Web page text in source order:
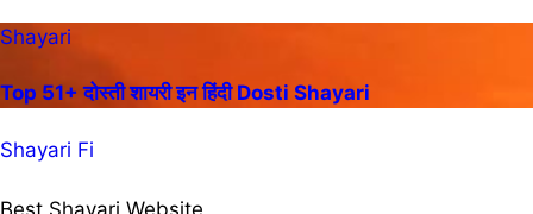
Shayari
Top 51+ दोस्ती शायरी इन हिंदी Dosti Shayari
Shayari Fi